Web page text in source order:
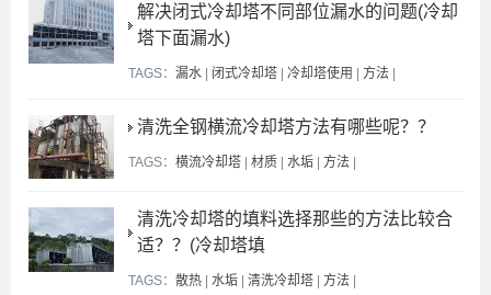
解决闭式冷却塔不同部位漏水的问题(冷却
塔下面漏水)
TAGS： 漏水 | 闭式冷却塔 | 冷却塔使用 | 方法 |
清洗全钢横流冷却塔方法有哪些呢？？
TAGS： 横流冷却塔 | 材质 | 水垢 | 方法 |
清洗冷却塔的填料选择那些的方法比较合
适？？(冷却塔填
TAGS： 散热 水垢 清洗冷却塔 方法